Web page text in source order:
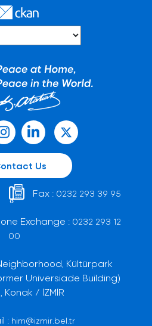
Us
Fax : 0232 293 39 95
Exchange : 0232 293 12
00
Kültürpark
Universiade Building)
Konak / İZMİR
: him@izmir.bel.tr